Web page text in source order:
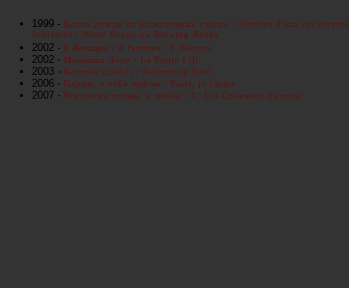
1999 - Капли дождя на раскаленных скалах / Gouttes d'eau sur pierres
brûlantes / Water Drops on Burning Rocks
2002 - 8 Женщин / 8 femmes / 8 Women
2002 - Малышка Лили / La Petite Lili
2003 - Бассейн (2003) / Swimming Pool
2006 - Париж, я тебя люблю / Paris, je t'aime
2007 - Все песни только о любви / C: Les Chansons d'amour